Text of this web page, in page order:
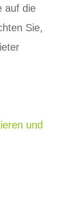
auf die
Sie,
und